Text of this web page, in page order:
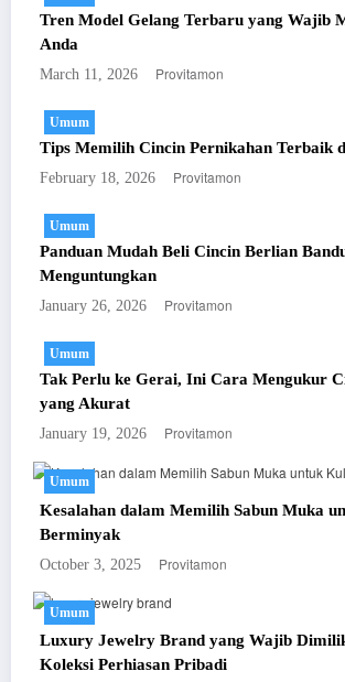
Tren Model Gelang Terbaru yang Wajib
Anda
March 11, 2026 Provitamon
Umum
Tips Memilih Cincin Pernikahan Terbaik
February 18, 2026 Provitamon
Umum
Panduan Mudah Beli Cincin Berlian
Menguntungkan
January 26, 2026 Provitamon
Umum
Tak Perlu ke Gerai, Ini Cara Mengukur
yang Akurat
January 19, 2026 Provitamon
Umum
Kesalahan dalam Memilih Sabun Muka
Berminyak
October 3, 2025 Provitamon
Umum
Luxury Jewelry Brand yang Wajib
Koleksi Perhiasan Pribadi